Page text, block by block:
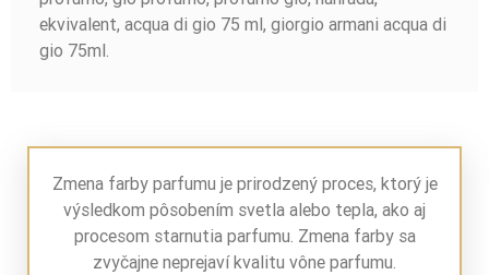
ekvivalent, acqua di gio 75 ml, giorgio armani acqua di
gio 75ml.
Zmena farby parfumu je prirodzený proces, ktorý je
výsledkom pôsobením svetla alebo tepla, ako aj
procesom starnutia parfumu. Zmena farby sa
zvyčajne neprejaví kvalitu vône parfumu.